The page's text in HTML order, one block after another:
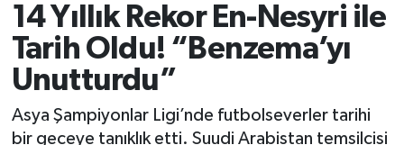
14 Yıllık Rekor En-Nesyri ile
Tarih Oldu! “Benzema’yı
Unutturdu”
Asya Şampiyonlar Ligi’nde futbolseverler tarihi
bir geceye tanıklık etti. Suudi Arabistan temsilcisi
EĞİTİM
EKONOMİ
GÖKTÜRK
Son Dakika Haberleri
Haber Arşivi